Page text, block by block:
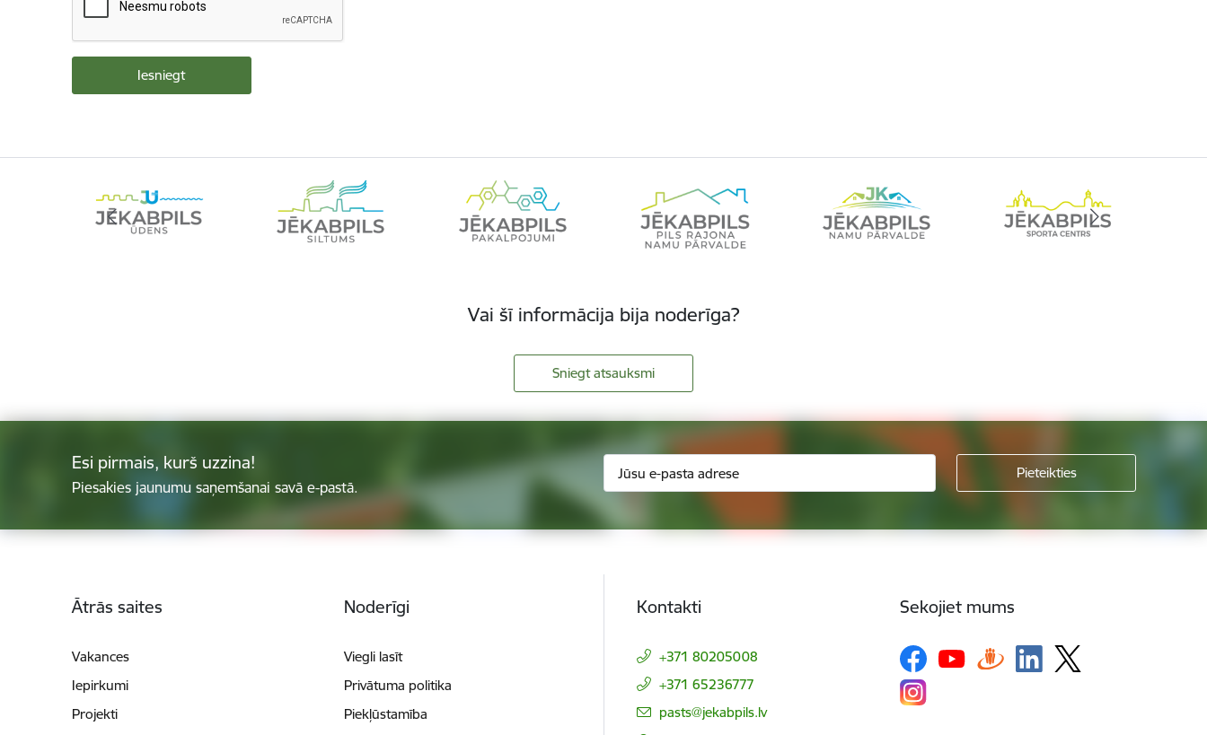
Vai šī informācija bija noderīga?
Sniegt atsauksmi
Esi pirmais, kurš uzzina!
Piesakies jaunumu saņemšanai savā e-pastā.
Ātrās saites
Vakances
Iepirkumi
Projekti
Noderīgi
Viegli lasīt
Privātuma politika
Piekļūstamība
Kontakti
+371 80205008
+371 65236777
E-pasts:
pasts@jekabpils.lv
Sekojiet mums